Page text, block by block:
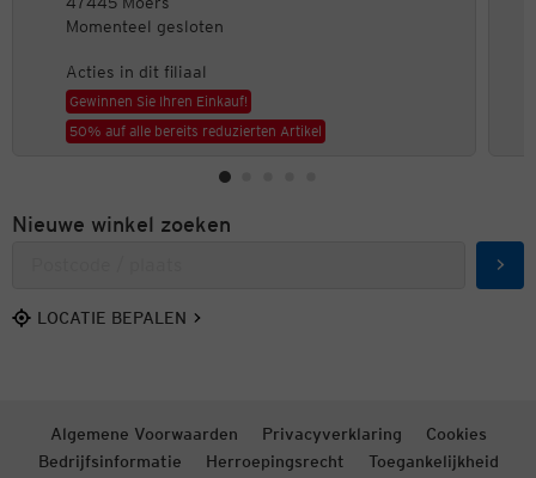
Momenteel gesloten
Acties in dit filiaal
Gewinnen Sie Ihren Einkauf!
50% auf alle bereits reduzierten Artikel
Nieuwe winkel zoeken
LOCATIE BEPALEN
Algemene Voorwaarden Privacyverklaring
Cookies
Bedrijfsinformatie
Herroepingsrecht Toegankelijkheid